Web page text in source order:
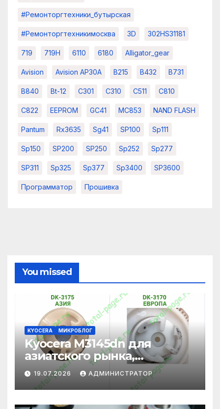
#ремонторгтехники_бутырская
#ремонторгтехникимосква 3D 302HS31181
719 719H 6110 6180 Alligator_gear
Avision Avision AP30A B215 B432 B731
B840 Bt-12 C301 C310 C511 C810
C822 EEPROM GC41 MC853 NAND FLASH
Pantum Rx3635 Sg41 SP100 Sp111
Sp150 SP200 SP250 Sp252 Sp277
SP311 Sp325 Sp377 Sp3400 SP3600
Программатор Прошивка
You missed
KYOCERA МИКРОБЛОГ
Kyocera M3145dn для
азиатского рынка,
адаптация под
европейские картриджи
19.07.2026 АДМИНИСТРАТОР